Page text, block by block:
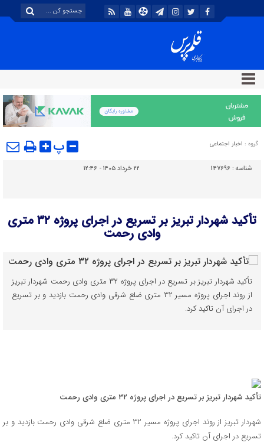
گروه : اخبار اجتماعی پ
شناسه : 147696 ۲۲ خرداد ۱۴۰۵ - ۱۲:۴۶
تأکید شهردار تبریز بر تسریع در اجرای پروژه ۳۲ متری
وادی رحمت
تأکید شهردار تبریز بر تسریع در اجرای پروژه ۳۲ متری وادی رحمت شهردار تبریز
از روند اجرای پروژه مسیر ۳۲ متری ضلع شرقی وادی رحمت بازدید و بر تسریع
در اجرای آن تاکید کرد.
تأکید شهردار تبریز بر تسریع در اجرای پروژه ۳۲ متری وادی رحمت
شهردار تبریز از روند اجرای پروژه مسیر ۳۲ متری ضلع شرقی وادی رحمت بازدید و بر
تسریع در اجرای آن تاکید کرد.